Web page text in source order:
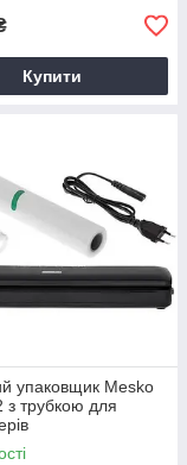
Купити
упаковщик Mesko
з трубкою для